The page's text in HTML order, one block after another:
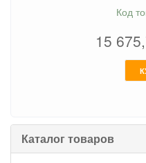
Код
15
Каталог товаров